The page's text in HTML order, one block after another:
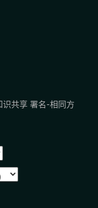
识共享 署名-相同方